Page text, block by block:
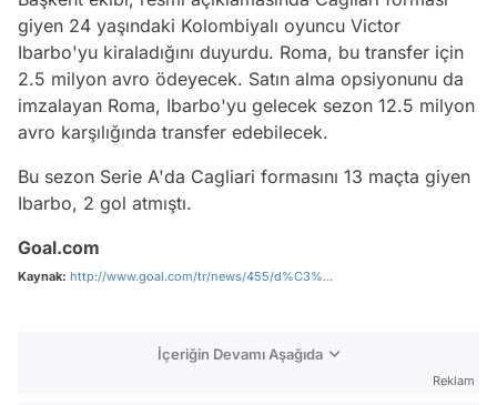
giyen 24 yaşındaki Kolombiyalı oyuncu Victor
Ibarbo'yu kiraladığını duyurdu. Roma, bu transfer için
2.5 milyon avro ödeyecek. Satın alma opsiyonunu da
imzalayan Roma, Ibarbo'yu gelecek sezon 12.5 milyon
avro karşılığında transfer edebilecek.
Bu sezon Serie A'da Cagliari formasını 13 maçta giyen
Ibarbo, 2 gol atmıştı.
Goal.com
Kaynak: http://www.goal.com/tr/news/455/d%C3%...
İçeriğin Devamı Aşağıda
Reklam